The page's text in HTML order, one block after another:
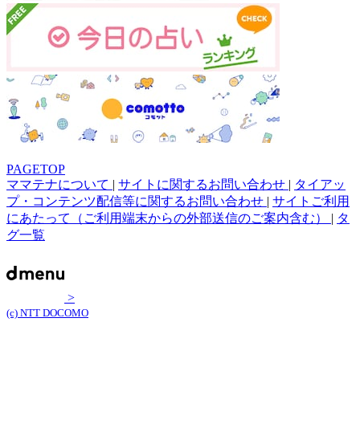
PAGETOP
ママテナについて | サイトに関するお問い合わせ | タイアッ
プ・コンテンツ配信等に関するお問い合わせ | サイトご利用
にあたって（ご利用端末からの外部送信のご案内含む） | タ
グ一覧
>
(c) NTT DOCOMO